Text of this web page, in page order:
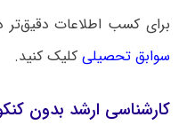
برای کسب اطلاعات
سوابق تحصیلی کلیک کنید.
کارشناسی ارشد بدون